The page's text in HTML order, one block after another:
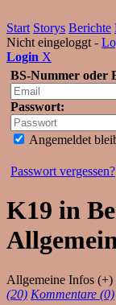
Start Storys Berichte
Nicht eingeloggt -
Login X
BS-Nummer oder
Passwort:
Angemeldet
Passwort vergessen?
K19 in
Allgemeine Infos (+)
(20) Kommentare (0)